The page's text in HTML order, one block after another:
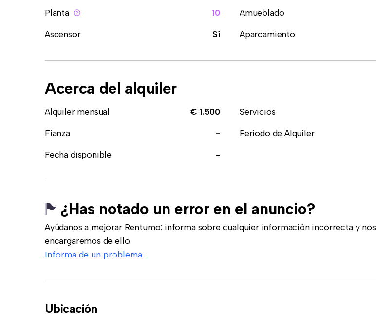
Planta
10 Amueblado
Ascensor
Sí Aparcamiento
Acerca del alquiler
Alquiler mensual € 1.500 Servicios
Fianza
- Periodo de Alquiler
Fecha disponible
-
¿Has notado un error en el anuncio?
Ayúdanos a mejorar Rentumo: informa sobre cualquier información incorrecta y nos
encargaremos de ello.
Informa de un problema
Ubicación